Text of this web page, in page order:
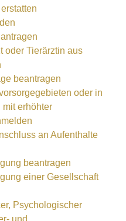
oder Tierärztin aus
beantragen
oder in
erhöhter
an Aufenthalte
beantragen
einer Gesellschaft
Psychologischer
und